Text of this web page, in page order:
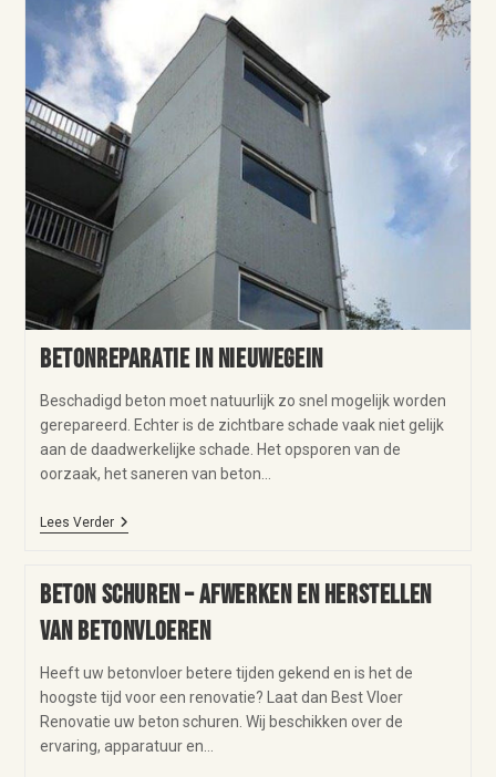
Betonreparatie in Nieuwegein
Beschadigd beton moet natuurlijk zo snel mogelijk worden
gerepareerd. Echter is de zichtbare schade vaak niet gelijk
aan de daadwerkelijke schade. Het opsporen van de
oorzaak, het saneren van beton…
Lees Verder
Beton schuren – afwerken en herstellen
van betonvloeren
Heeft uw betonvloer betere tijden gekend en is het de
hoogste tijd voor een renovatie? Laat dan Best Vloer
Renovatie uw beton schuren. Wij beschikken over de
ervaring, apparatuur en…